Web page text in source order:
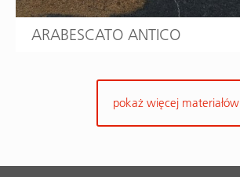
ARABESCATO ANTICO
pokaż więcej materiałów